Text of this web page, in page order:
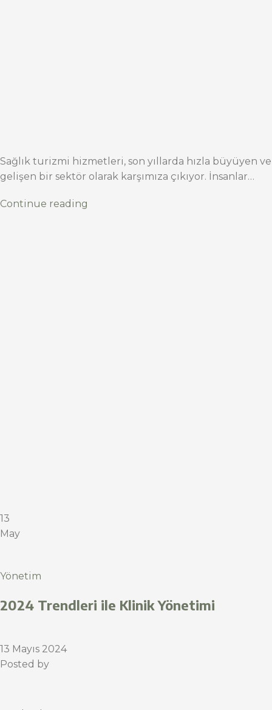
Sağlık turizmi hizmetleri, son yıllarda hızla büyüyen ve
gelişen bir sektör olarak karşımıza çıkıyor. İnsanlar…
Continue reading
13
May
Yönetim
2024 Trendleri ile Klinik Yönetimi
13 Mayıs 2024
Posted by